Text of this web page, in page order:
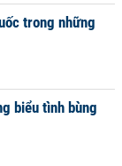
trong những
biểu tình bùng